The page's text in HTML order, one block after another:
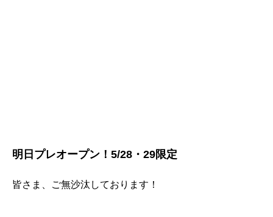
明日プレオープン！5/28・29限定
皆さま、ご無沙汰しております！